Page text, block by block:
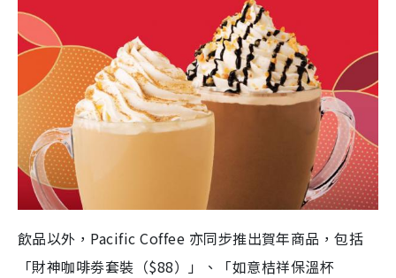
飲品以外，Pacific Coffee 亦同步推出賀年商品，包括
「財神咖啡劵套裝（$88）」、「如意桔祥保溫杯